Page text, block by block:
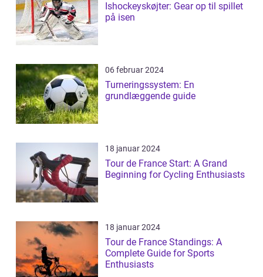
Ishockeyskøjter: Gear op til spillet
på isen
06 februar 2024
Turneringssystem: En
grundlæggende guide
18 januar 2024
Tour de France Start: A Grand
Beginning for Cycling Enthusiasts
18 januar 2024
Tour de France Standings: A
Complete Guide for Sports
Enthusiasts